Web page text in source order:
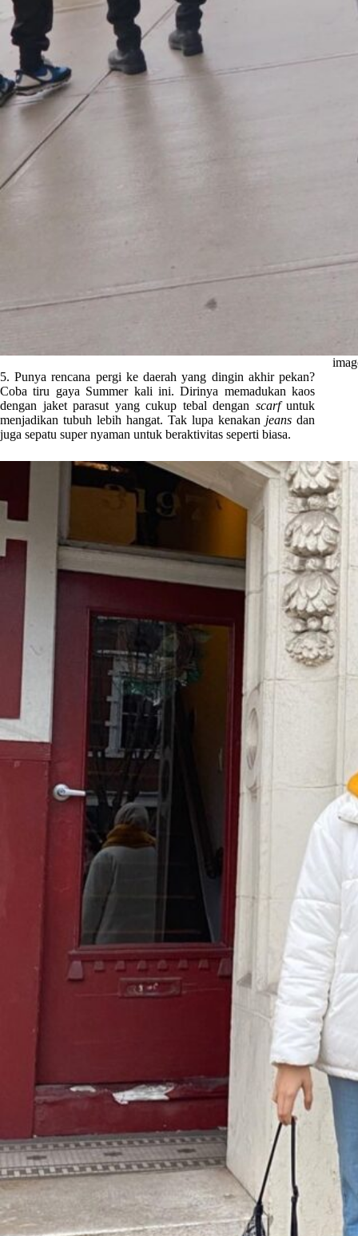
5. Punya rencana pergi ke daerah yang dingin akhir pekan?
Coba tiru gaya Summer kali ini. Dirinya memadukan kaos
dengan jaket parasut yang cukup tebal dengan scarfuntuk
menjadikan tubuh lebih hangat. Tak lupa kenakan jeansdan
juga sepatu super nyaman untuk beraktivitas seperti biasa.